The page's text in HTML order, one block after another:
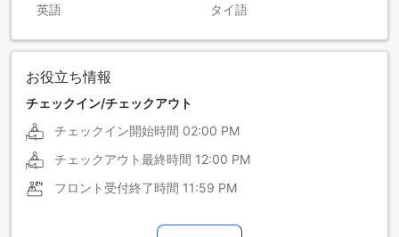
英語 タイ語
お役立ち情報
チェックイン/チェックアウト
チェックイン開始時間 02:00 PM
チェックアウト最終時間 12:00 PM
フロント受付終了時間 11:59 PM